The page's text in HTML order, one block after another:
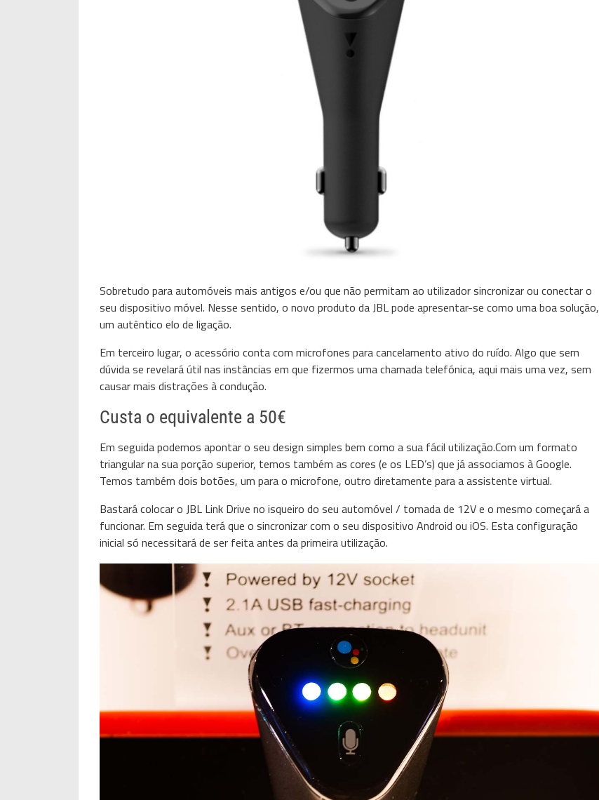
Sobretudo para automóveis mais antigos e/ou que não permitam ao utilizador sincronizar ou conectar o
seu dispositivo móvel. Nesse sentido, o novo produto da JBL pode apresentar-se como uma boa solução,
um autêntico elo de ligação.
Em terceiro lugar, o acessório conta com microfones para cancelamento ativo do ruído. Algo que sem
dúvida se revelará útil nas instâncias em que fizermos uma chamada telefónica, aqui mais uma vez, sem
causar mais distrações à condução.
Custa o equivalente a 50€
Em seguida podemos apontar o seu design simples bem como a sua fácil utilização.Com um formato
triangular na sua porção superior, temos também as cores (e os LED’s) que já associamos à Google.
Temos também dois botões, um para o microfone, outro diretamente para a assistente virtual.
Bastará colocar o JBL Link Drive no isqueiro do seu automóvel / tomada de 12V e o mesmo começará a
funcionar. Em seguida terá que o sincronizar com o seu dispositivo Android ou iOS. Esta configuração
inicial só necessitará de ser feita antes da primeira utilização.